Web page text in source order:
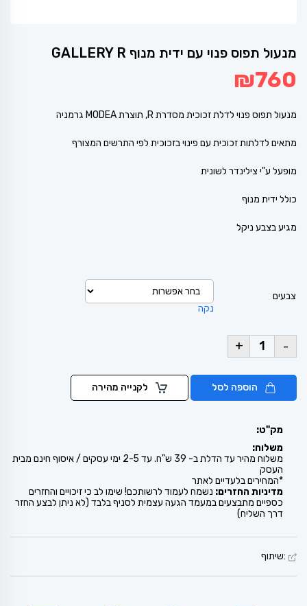
מנעול תפוס פנוי עם ידית מנוף GALLERY R
₪760
מנעול תפוס פנוי לדלת זכוכית מסדרת R, תוצרת MODEA גרמניה
מתאים לדלתות זכוכית עם פינוי בזכוכית לפי התרשים המצורף
מופעל ע"י צילינדר לשונית
כולל ידית מנוף
מגיע בצבע ניקל
צבעים
נקה
-
+
הוספה לסל לקנייה מהירה
מק"ט:
משלוח:
משלוח מהיר עד הדלת ב- 39 ש"ח. עד 2-5 ימי עסקים / איסוף חינם מבית
העסק
*המחירים בלעדיים לאתר
מדיניות החזרים: נשמח לעמוד לרשותכם! שימו לב כי זיכויים והחזרים
כספיים מתבצעים במעמד הגעה עצמית לסניף בלבד (לא ניתן לבצע החזר
דרך השליח)
:שיתוף